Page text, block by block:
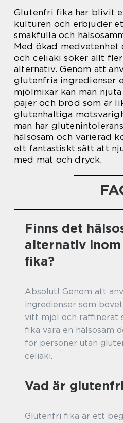
Glutenfri fika har blivit
kulturen och erbjuder
smakfulla och
Med ökad
och celiaki söker allt
alternativ. Genom att
glutenfria ingredienser
mjölmixar kan man
pajer och bröd som är
glutenhaltiga
man har
hälsosam och varierad
ett fantastiskt sätt att
med mat och dryck.
Finns det
alternativ
fika?
Absolut! Genom att
ingredienser som
vitt mjöl och raffinerat
fika vara en hälsosam
för personer utan
celiaki.
Vad är
Glutenfri fika är ett